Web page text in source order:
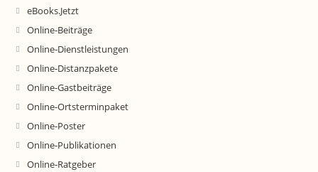
eBooks.Jetzt
Online-Beiträge
Online-Dienstleistungen
Online-Distanzpakete
Online-Gastbeiträge
Online-Ortsterminpaket
Online-Poster
Online-Publikationen
Online-Ratgeber